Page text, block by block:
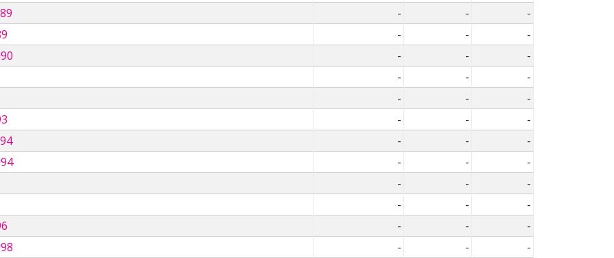
- -
-
- -
-
- -
-
- -
-
- -
-
- -
-
- -
-
- -
-
- -
-
- -
-
- -
-
- -
-